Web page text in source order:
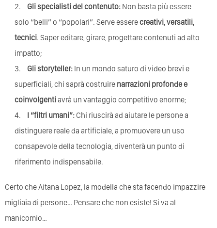
Gli specialisti del contenuto: Non basta più essere
solo “belli” o “popolari”. Serve esserecreativi, versatili,
tecnici. Saper editare, girare, progettare contenuti ad alto
impatto;
Gli storyteller: In un mondo saturo di video brevi e
superficiali, chi saprà costruire narrazioni profonde e
coinvolgentiavrà un vantaggio competitivo enorme;
I “filtri umani”: Chi riuscirà ad aiutare le persone a
distinguere reale da artificiale, a promuovere un uso
consapevole della tecnologia, diventerà un punto di
riferimento indispensabile.
Certo che Aitana Lopez, la modella che sta facendo impazzire
migliaia di persone… Pensare che non esiste! Si va al
manicomio…